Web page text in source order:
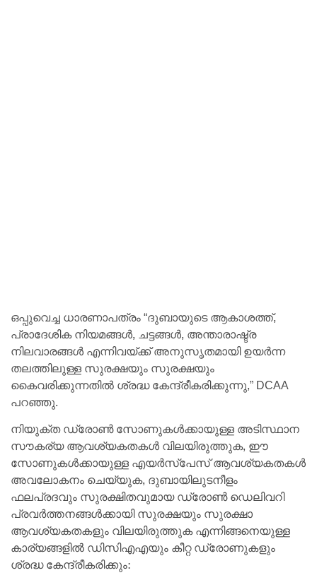
ഒപ്പുവെച്ച ധാരണാപത്രം “ദുബായുടെ ആകാശത്ത്,
പ്രാദേശിക നിയമങ്ങൾ, ചട്ടങ്ങൾ, അന്താരാഷ്ട്ര
നിലവാരങ്ങൾ എന്നിവയ്ക്ക് അനുസൃതമായി ഉയർന്ന
തലത്തിലുള്ള സുരക്ഷയും സുരക്ഷയും
കൈവരിക്കുന്നതിൽ ശ്രദ്ധ കേന്ദ്രീകരിക്കുന്നു,” DCAA
പറഞ്ഞു.
നിയുക്ത ഡ്രോൺ സോണുകൾക്കായുള്ള അടിസ്ഥാന
സൗകര്യ ആവശ്യകതകൾ വിലയിരുത്തുക, ഈ
സോണുകൾക്കായുള്ള എയർസ്‌പേസ് ആവശ്യകതകൾ
അവലോകനം ചെയ്യുക, ദുബായിലുടനീളം
ഫലപ്രദവും സുരക്ഷിതവുമായ ഡ്രോൺ ഡെലിവറി
പ്രവർത്തനങ്ങൾക്കായി സുരക്ഷയും സുരക്ഷാ
ആവശ്യകതകളും വിലയിരുത്തുക എന്നിങ്ങനെയുള്ള
കാര്യങ്ങളിൽ ഡിസിഎഎയും കീറ്റ ഡ്രോണുകളും
ശ്രദ്ധ കേന്ദ്രീകരിക്കും: